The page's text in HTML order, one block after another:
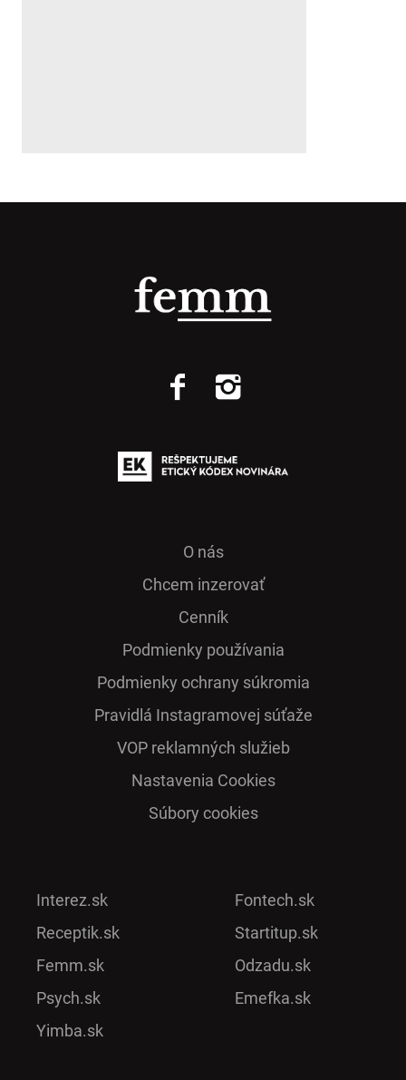
O nás
Chcem inzerovať
Cenník
Podmienky používania
Podmienky ochrany súkromia
Pra­vidlá Ins­ta­gra­mo­vej sú­ťaže
VOP reklamných služieb
Nastavenia Cookies
Súbory cookies
Interez.sk
Receptik.sk
Femm.sk
Psych.sk
Yimba.sk
Fontech.sk
Startitup.sk
Odzadu.sk
Emefka.sk